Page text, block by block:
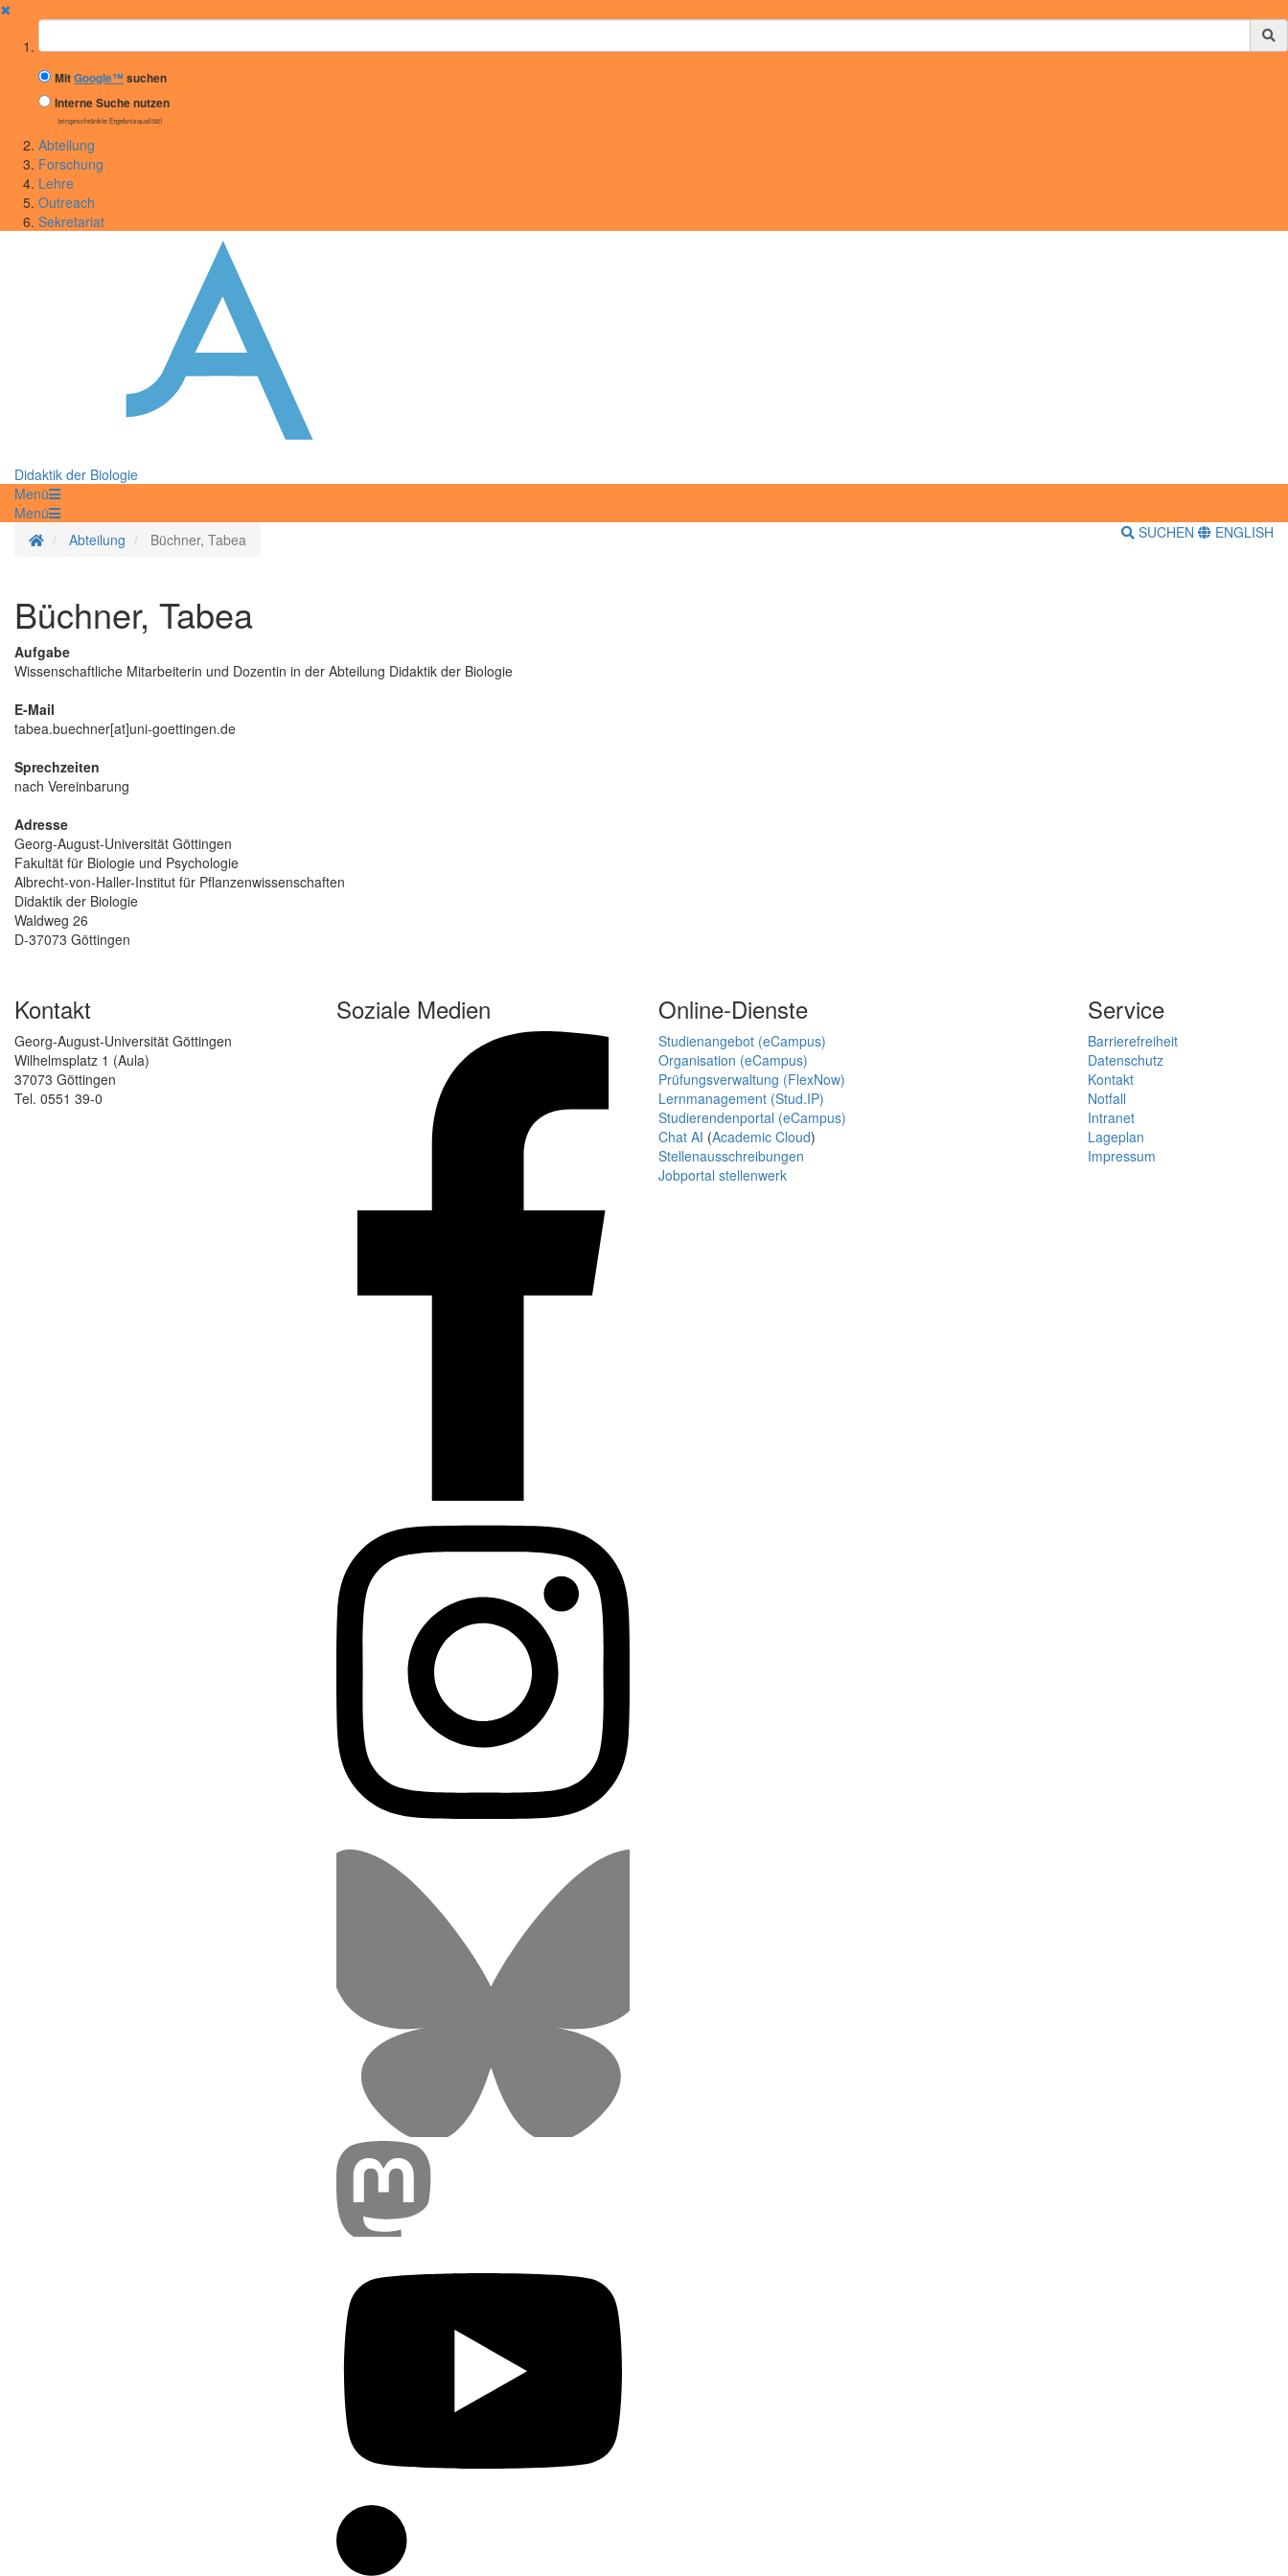
✖
Suchbegriff
MitGoogle™suchen
Interne Suche nutzen
(eingeschränkte Ergebnisqualität)
Abteilung
Forschung
Lehre
Outreach
Sekretariat
Didaktik der Biologie
Menü
Menü
Startseite
Abteilung Büchner, Tabea SUCHEN ENGLISH
Büchner, Tabea
Aufgabe
Wissenschaftliche Mitarbeiterin und Dozentin in der Abteilung Didaktik der Biologie
E-Mail
tabea.buechner[at]uni-goettingen.de
Sprechzeiten
nach Vereinbarung
Adresse
Georg-August-Universität Göttingen
Fakultät für Biologie und Psychologie
Albrecht-von-Haller-Institut für Pflanzenwissenschaften
Didaktik der Biologie
Waldweg 26
D-37073 Göttingen
Kontakt
Georg-August-Universität Göttingen
Wilhelmsplatz 1 (Aula)
37073 Göttingen
Tel. 0551 39-0
Soziale Medien Online-Dienste
Studienangebot (eCampus)
Organisation (eCampus)
Prüfungsverwaltung (FlexNow)
Lernmanagement (Stud.IP)
Studierendenportal (eCampus)
Chat AI (Academic Cloud)
Stellenausschreibungen
Jobportal stellenwerk
Service
Barrierefreiheit
Datenschutz
Kontakt
Notfall
Intranet
Lageplan
Impressum